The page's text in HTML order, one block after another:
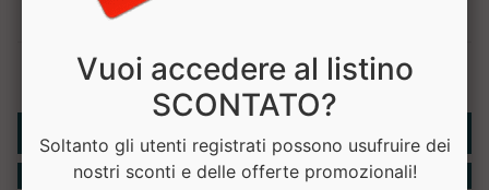
Rubriche
Integratori
Vuoi accedere al listino
SCONTATO?
Soltanto gli utenti registrati possono usufruire dei
nostri sconti e delle offerte promozionali!